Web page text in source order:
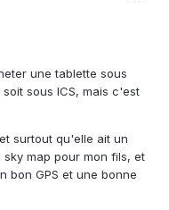
une tablette sous
sous ICS, mais c'est
surtout qu'elle ait un
sky map pour mon fils, et
bon GPS et une bonne